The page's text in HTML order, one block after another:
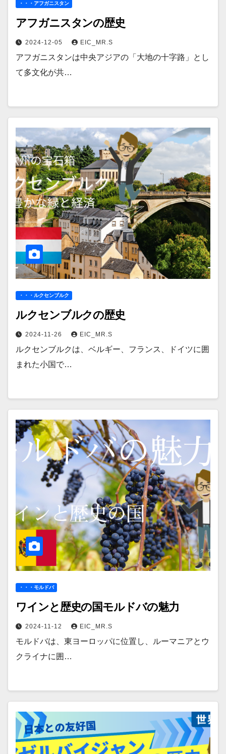
・・・アフガニスタン
アフガニスタンの歴史
2024-12-05 EIC_MR.S
アフガニスタンは中央アジアの「大地の十字路」とし
て多文化が共…
・・・ルクセンブルク
ルクセンブルクの歴史
2024-11-26 EIC_MR.S
ルクセンブルクは、ベルギー、フランス、ドイツに囲
まれた小国で…
・・・モルドバ
ワインと歴史の国モルドバの魅力
2024-11-12 EIC_MR.S
モルドバは、東ヨーロッパに位置し、ルーマニアとウ
クライナに囲…